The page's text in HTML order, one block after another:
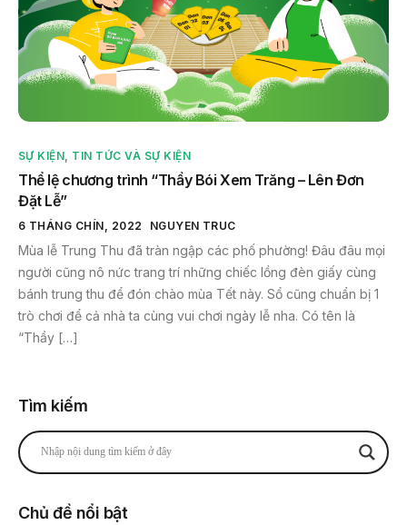
SỰ KIỆN TIN TỨC VÀ SỰ KIỆN
Thể lệ chương trình “Thầy Bói Xem Trăng – Lên Đơn
Đặt Lễ”
6 THÁNG CHÍN, 2022 NGUYEN TRUC
Mùa lễ Trung Thu đã tràn ngập các phố phường! Đâu đâu mọi
người cũng nô nức trang trí những chiếc lồng đèn giấy cùng
bánh trung thu để đón chào mùa Tết này. Sổ cũng chuẩn bị 1
trò chơi để cả nhà ta cùng vui chơi ngày lễ nha. Có tên là
“Thầy […]
Tìm kiếm
Chủ đề nổi bật